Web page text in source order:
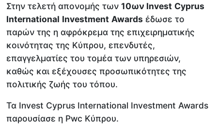
Στην τελετή απονομής των10ων Ιnvest Cyprus
International Investment Awards έδωσε το
παρών της η αφρόκρεμα της επιχειρηματικής
κοινότητας της Κύπρου, επενδυτές,
επαγγελματίες του τομέα των υπηρεσιών,
καθώς και εξέχουσες προσωπικότητες της
πολιτικής ζωής του τόπου.
Τα Invest Cyprus International Investment Awards
παρουσίασε η Pwc Κύπρου.